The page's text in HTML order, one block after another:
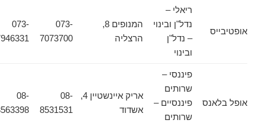
אופטיבייס
ריאלי –
נדל"ן ובינוי
– נדל"ן
ובינוי
המנופים 8,
הרצליה
073-
7073700
073-
7946331
אופל בלאנס
פיננסי –
שרותים
פיננסיים –
שרותים
אריק איינשטיין 4,
אשדוד
08-
8531531
08-
8563398